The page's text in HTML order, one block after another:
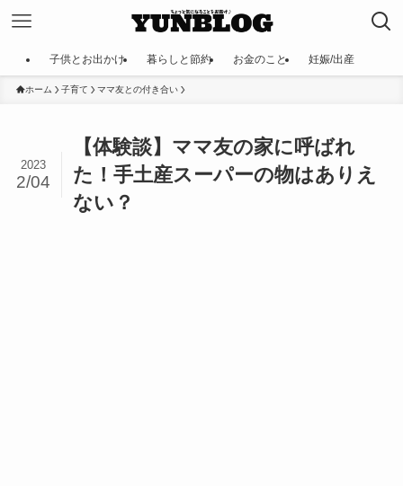
子供とお出かけ 暮らしと節約 お金のこと 妊娠/出産
ホーム 子育て ママ友との付き合い
【体験談】ママ友の家に呼ばれ
た！手土産スーパーの物はありえ
ない？
2023
2/04